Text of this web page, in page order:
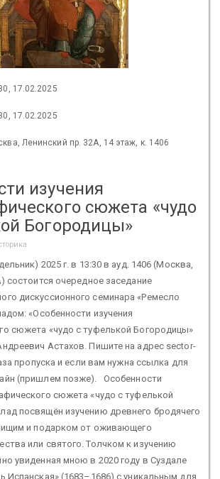
17.02.2025
17.02.2025
Ленинский пр. 32А, 14 этаж, к. 1406
изучения
сюжета «чудо
Богородицы»
2025 г. в 13:30 в ауд. 1406 (Москва,
состоится очередное заседание
дискуссионного семинара «Ремесло
«Особенности изучения
сюжета «чудо с туфелькой Богородицы»
Астахов. Пишите на адрес sector-
пропуска и если вам нужна ссылка для
(пришлем позже). Особенности
сюжета «чудо с туфелькой
посвящён изучению древнего бродячего
и подарком от оживающего
или святого. Толчком к изучению
увиденная мною в 2020 году в Суздале
Испанская» (1683–1686) с уникальным для